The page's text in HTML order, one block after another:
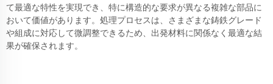
て最適な特性を実現でき、特に構造的な要求が異なる複雑な部品に
おいて価値があります。処理プロセスは、さまざまな鋳鉄グレード
や組成に対応して微調整できるため、出発材料に関係なく最適な結
果が確保されます。